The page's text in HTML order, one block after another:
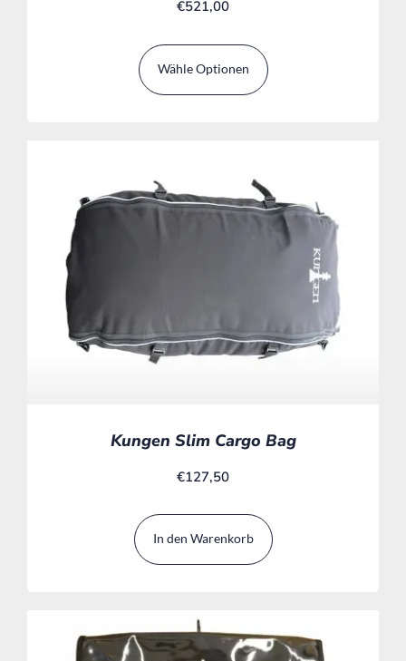
€521,00
Wähle Optionen
Kungen Slim Cargo Bag
€127,50
In den Warenkorb